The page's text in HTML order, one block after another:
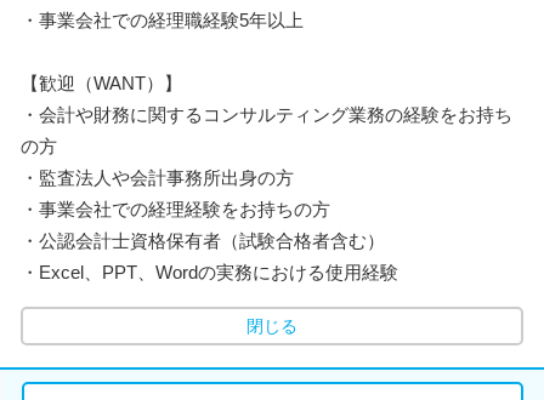
・事業会社での経理職経験5年以上
【歓迎（WANT）】
・会計や財務に関するコンサルティング業務の経験をお持ち
の方
・監査法人や会計事務所出身の方
・事業会社での経理経験をお持ちの方
・公認会計士資格保有者（試験合格者含む）
・Excel、PPT、Wordの実務における使用経験
閉じる